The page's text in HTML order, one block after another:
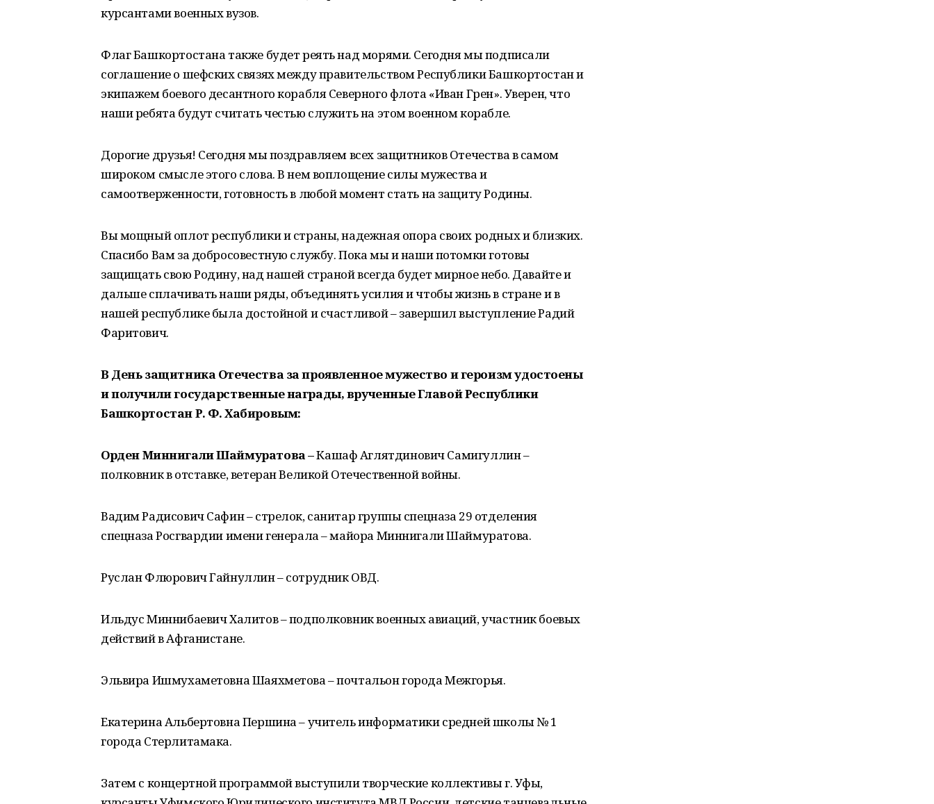
курсантами военных вузов.
Флаг Башкортостана также будет реять над морями. Сегодня мы подписали
соглашение о шефских связях между правительством Республики Башкортостан и
экипажем боевого десантного корабля Северного флота «Иван Грен». Уверен, что
наши ребята будут считать честью служить на этом военном корабле.
Дорогие друзья! Сегодня мы поздравляем всех защитников Отечества в самом
широком смысле этого слова. В нем воплощение силы мужества и
самоотверженности, готовность в любой момент стать на защиту Родины.
Вы мощный оплот республики и страны, надежная опора своих родных и близких.
Спасибо Вам за добросовестную службу. Пока мы и наши потомки готовы
защищать свою Родину, над нашей страной всегда будет мирное небо. Давайте и
дальше сплачивать наши ряды, объединять усилия и чтобы жизнь в стране и в
нашей республике была достойной и счастливой – завершил выступление Радий
Фаритович.
В День защитника Отечества за проявленное мужество и героизм удостоены
и получили государственные награды, врученные ГлавойРеспублики
Башкортостан Р. Ф. Хабировым:
ОрденМиннигали Шаймуратова –Кашаф Аглятдинович Самигуллин –
полковник в отставке, ветеран Великой Отечественной войны.
Вадим Радисович Сафин – стрелок, санитар группы спецназа 29 отделения
спецназа Росгвардии имени генерала – майора Миннигали Шаймуратова.
Руслан Флюрович Гайнуллин – сотрудник ОВД.
Ильдус Миннибаевич Халитов – подполковник военных авиаций, участник боевых
действий в Афганистане.
Эльвира Ишмухаметовна Шаяхметова – почтальон города Межгорья.
Екатерина Альбертовна Першина – учитель информатики средней школы № 1
города Стерлитамака.
Затем с концертной программой выступили творческие коллективы г. Уфы,